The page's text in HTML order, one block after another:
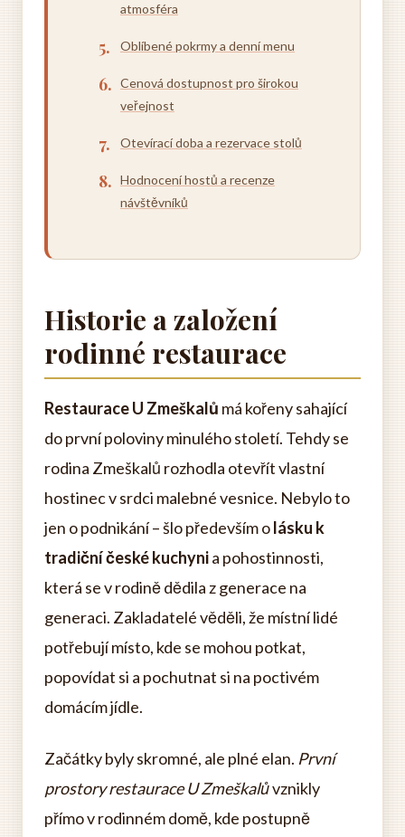
atmosféra
Oblíbené pokrmy a denní menu
Cenová dostupnost pro širokou
veřejnost
Otevírací doba a rezervace stolů
Hodnocení hostů a recenze
návštěvníků
Historie a založení
rodinné restaurace
Restaurace U Zmeškalů má kořeny sahající
do první poloviny minulého století. Tehdy se
rodina Zmeškalů rozhodla otevřít vlastní
hostinec v srdci malebné vesnice. Nebylo to
jen o podnikání – šlo především olásku k
tradiční české kuchynia pohostinnosti,
která se v rodině dědila z generace na
generaci. Zakladatelé věděli, že místní lidé
potřebují místo, kde se mohou potkat,
popovídat si a pochutnat si na poctivém
domácím jídle.
Začátky byly skromné, ale plné elan. První
prostory restaurace U Zmeškalůvznikly
přímo v rodinném domě, kde postupně